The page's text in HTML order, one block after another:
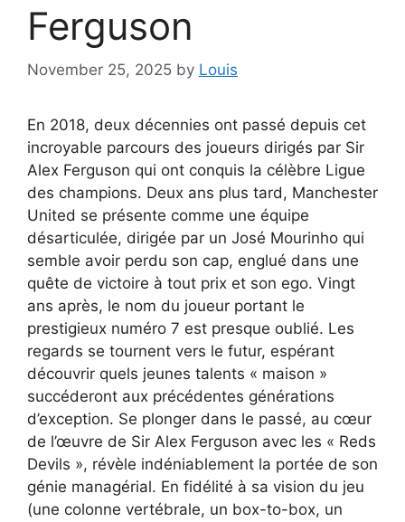
Ferguson
November 25, 2025 by Louis
En 2018, deux décennies ont passé depuis cet
incroyable parcours des joueurs dirigés par Sir
Alex Ferguson qui ont conquis la célèbre Ligue
des champions. Deux ans plus tard, Manchester
United se présente comme une équipe
désarticulée, dirigée par un José Mourinho qui
semble avoir perdu son cap, englué dans une
quête de victoire à tout prix et son ego. Vingt
ans après, le nom du joueur portant le
prestigieux numéro 7 est presque oublié. Les
regards se tournent vers le futur, espérant
découvrir quels jeunes talents « maison »
succéderont aux précédentes générations
d’exception. Se plonger dans le passé, au cœur
de l’œuvre de Sir Alex Ferguson avec les « Reds
Devils », révèle indéniablement la portée de son
génie managérial. En fidélité à sa vision du jeu
(une colonne vertébrale, un box-to-box, un